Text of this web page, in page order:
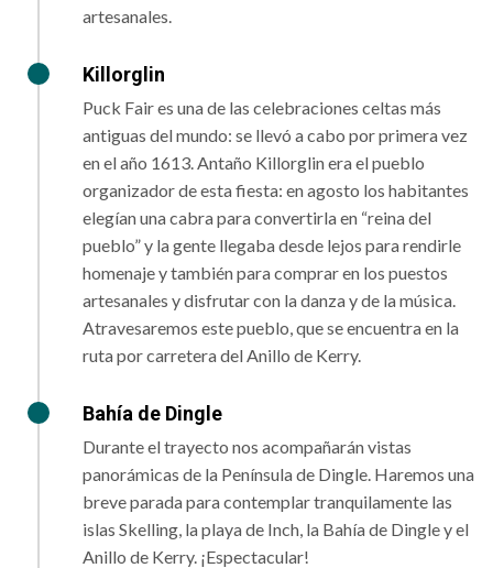
artesanales.
Killorglin
Puck Fair es una de las celebraciones celtas más
antiguas del mundo: se llevó a cabo por primera vez
en el año 1613. Antaño Killorglin era el pueblo
organizador de esta fiesta: en agosto los habitantes
elegían una cabra para convertirla en “reina del
pueblo” y la gente llegaba desde lejos para rendirle
homenaje y también para comprar en los puestos
artesanales y disfrutar con la danza y de la música.
Atravesaremos este pueblo, que se encuentra en la
ruta por carretera del Anillo de Kerry.
Bahía de Dingle
Durante el trayecto nos acompañarán vistas
panorámicas de la Península de Dingle. Haremos una
breve parada para contemplar tranquilamente las
islas Skelling, la playa de Inch, la Bahía de Dingle y el
Anillo de Kerry. ¡Espectacular!